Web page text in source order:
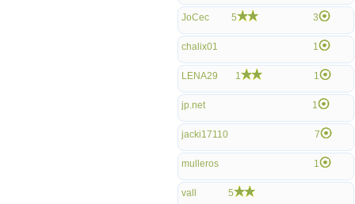
JoCec 5 3
chalix01 1
LENA29 1 1
jp.net 1
jacki17110 7
mulleros 1
vall 5